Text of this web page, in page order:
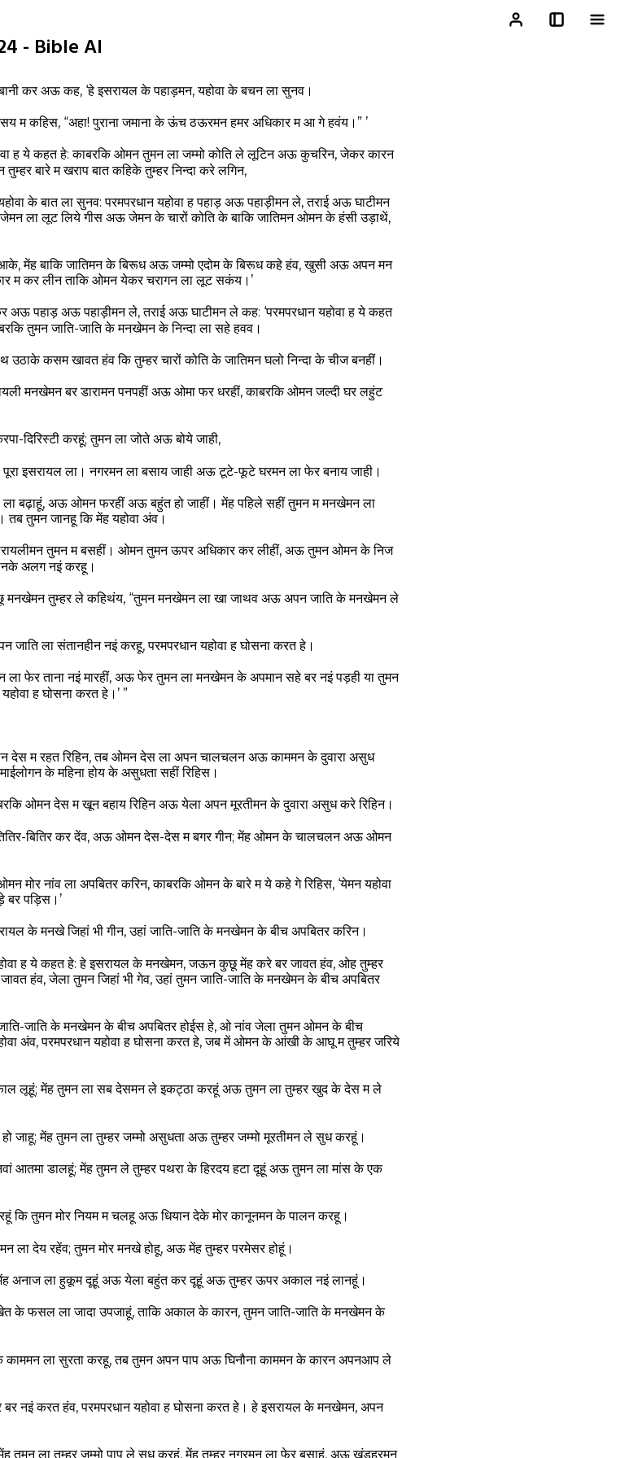
- Bible AI
कर अऊ कह, ‘हे इसरायल के पहाड़मन, यहोवा के बचन ला सुनव।
म कहिस, “अहा! पुराना जमाना के ऊंच ठऊरमन हमर अधिकार म आ गे हवंय।” ’
ह ये कहत हे: काबरकि ओमन तुमन ला जम्मो कोति ले लूटिन अऊ कुचरिन, जेकर कारन
बारे म खराप बात कहिके तुम्हर निन्दा करे लगिन,
के बात ला सुनव: परमपरधान यहोवा ह पहाड़ अऊ पहाड़ीमन ले, तराई अऊ घाटीमन
ला लूट लिये गीस अऊ जेमन के चारों कोति के बाकि जातिमन ओमन के हंसी उड़ाथें,
आके, मेंह बाकि जातिमन के बिरूध अऊ जम्मो एदोम के बिरूध कहे हंव, खुसी अऊ अपन मन
म कर लीन ताकि ओमन येकर चरागन ला लूट सकंय।’
पहाड़ अऊ पहाड़ीमन ले, तराई अऊ घाटीमन ले कह: ‘परमपरधान यहोवा ह ये कहत
तुमन जाति-जाति के मनखेमन के निन्दा ला सहे हवव।
उठाके कसम खावत हंव कि तुम्हर चारों कोति के जातिमन घलो निन्दा के चीज बनहीं।
मनखेमन बर डारामन पनपहीं अऊ ओमा फर धरहीं, काबरकि ओमन जल्दी घर लहुंट
दिरिस्टी करहूं; तुमन ला जोते अऊ बोये जाही,
इसरायल ला। नगरमन ला बसाय जाही अऊ टूटे-फूटे घरमन ला फेर बनाय जाही।
बढ़ाहूं, अऊ ओमन फरहीं अऊ बहुंत हो जाहीं। मेंह पहिले सहीं तुमन म मनखेमन ला
तब तुमन जानहू कि मेंह यहोवा अंव।
तुमन म बसहीं। ओमन तुमन ऊपर अधिकार कर लीहीं, अऊ तुमन ओमन के निज
अलग नइं करहू।
मनखेमन तुम्हर ले कहिथंय, “तुमन मनखेमन ला खा जाथव अऊ अपन जाति के मनखेमन ले
ला संतानहीन नइं करहू, परमपरधान यहोवा ह घोसना करत हे।
फेर ताना नइं मारहीं, अऊ फेर तुमन ला मनखेमन के अपमान सहे बर नइं पड़ही या तुमन
ह घोसना करत हे।’ ”
देस म रहत रिहिन, तब ओमन देस ला अपन चालचलन अऊ काममन के दुवारा असुध
के महिना होय के असुधता सहीं रिहिस।
ओमन देस म खून बहाय रिहिन अऊ येला अपन मूरतीमन के दुवारा असुध करे रिहिन।
बितिर कर देंव, अऊ ओमन देस-देस म बगर गीन; मेंह ओमन के चालचलन अऊ ओमन
मोर नांव ला अपबितर करिन, काबरकि ओमन के बारे म ये कहे गे रिहिस, ‘येमन यहोवा
पड़िस।’
के मनखे जिहां भी गीन, उहां जाति-जाति के मनखेमन के बीच अपबितर करिन।
ह ये कहत हे: हे इसरायल के मनखेमन, जऊन कुछू मेंह करे बर जावत हंव, ओह तुम्हर
हंव, जेला तुमन जिहां भी गेव, उहां तुमन जाति-जाति के मनखेमन के बीच अपबितर
जाति के मनखेमन के बीच अपबितर होईस हे, ओ नांव जेला तुमन ओमन के बीच
अंव, परमपरधान यहोवा ह घोसना करत हे, जब में ओमन के आंखी के आघू म तुम्हर जरिये
लूहूं; मेंह तुमन ला सब देसमन ले इकट्ठा करहूं अऊ तुमन ला तुम्हर खुद के देस म ले
जाहू; मेंह तुमन ला तुम्हर जम्मो असुधता अऊ तुम्हर जम्मो मूरतीमन ले सुध करहूं।
आतमा डालहूं; मेंह तुमन ले तुम्हर पथरा के हिरदय हटा दूहूं अऊ तुमन ला मांस के एक
तुमन मोर नियम म चलहू अऊ धियान देके मोर कानूनमन के पालन करहू।
ला देय रहेंव; तुमन मोर मनखे होहू, अऊ मेंह तुम्हर परमेसर होहूं।
अनाज ला हुकूम दूहूं अऊ येला बहुंत कर दूहूं अऊ तुम्हर ऊपर अकाल नइं लानहूं।
फसल ला जादा उपजाहूं, ताकि अकाल के कारन, तुमन जाति-जाति के मनखेमन के
ला सुरता करहू, तब तुमन अपन पाप अऊ घिनौना काममन के कारन अपनआप ले
बर नइं करत हंव, परमपरधान यहोवा ह घोसना करत हे। हे इसरायल के मनखेमन, अपन
तुमन ला तुम्हर जम्मो पाप ले सुध करहूं, मेंह तुम्हर नगरमन ला फेर बसाहूं, अऊ खंडहरमन